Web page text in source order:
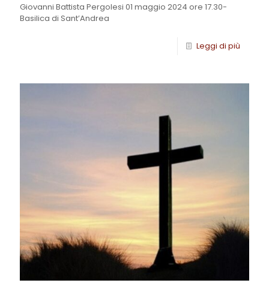
Giovanni Battista Pergolesi 01 maggio 2024 ore 17.30-
Basilica di Sant’Andrea
Leggi di più